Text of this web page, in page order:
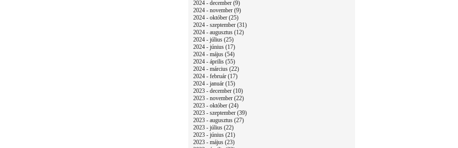
2024 - december (9)
2024 - november (9)
2024 - október (25)
2024 - szeptember (31)
2024 - augusztus (12)
2024 - július (25)
2024 - június (17)
2024 - május (54)
2024 - április (55)
2024 - március (22)
2024 - február (17)
2024 - január (15)
2023 - december (10)
2023 - november (22)
2023 - október (24)
2023 - szeptember (39)
2023 - augusztus (27)
2023 - július (22)
2023 - június (21)
2023 - május (23)